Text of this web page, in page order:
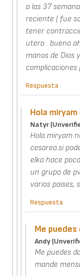
a las 37
reciente ( fue
tener
utero . bueno
manos de Dios
complicaciones
Respuesta
Hola
Natyr
Hola miryam
cesarea.si
elka hace
un grupo de
varios paises,
Respuesta
Me puedes
Andy
Me puedes
mande